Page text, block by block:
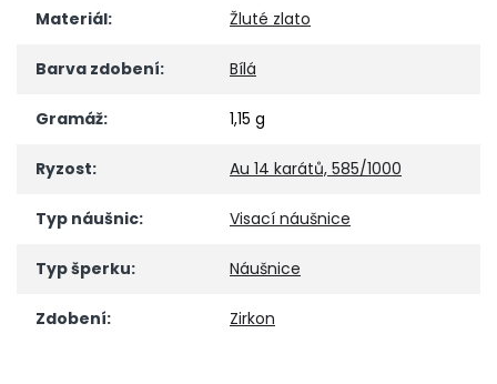
Materiál: Žluté zlato
Barva zdobení: Bílá
Gramáž: 1,15 g
Ryzost: Au 14 karátů, 585/1000
Typ náušnic: Visací náušnice
Typ šperku: Náušnice
Zdobení: Zirkon